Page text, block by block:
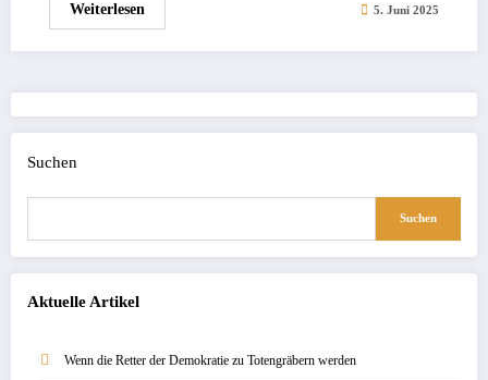
Weiterlesen 5. Juni 2025
Suchen
Suchen
Aktuelle Artikel
Wenn die Retter der Demokratie zu Totengräbern werden